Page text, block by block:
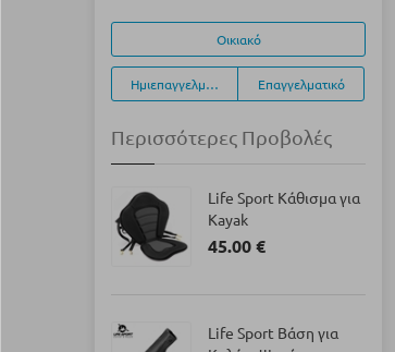
Οικιακό
Ημιεπαγγελματικό Επαγγελματικό
Περισσότερες Προβολές
Life Sport Κάθισμα για
Kayak
45.00 €
Life Sport Βάση για